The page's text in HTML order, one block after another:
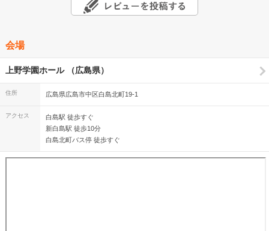
会場
上野学園ホール （広島県）
住所 広島県広島市中区白島北町19-1
アクセス
白島駅 徒歩すぐ
新白島駅 徒歩10分
白島北町バス停 徒歩すぐ